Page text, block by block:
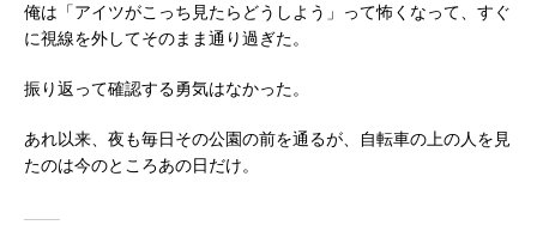
俺は「アイツがこっち見たらどうしよう」って怖くなって、すぐ
に視線を外してそのまま通り過ぎた。
振り返って確認する勇気はなかった。
あれ以来、夜も毎日その公園の前を通るが、自転車の上の人を見
たのは今のところあの日だけ。